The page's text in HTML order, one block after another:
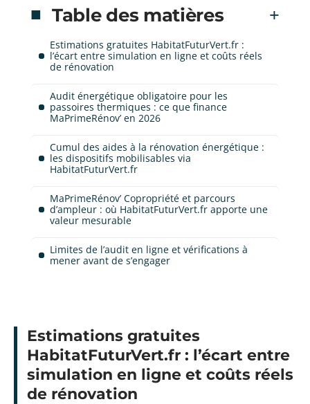
Table des matières
Estimations gratuites HabitatFuturVert.fr :
l’écart entre simulation en ligne et coûts réels
de rénovation
Audit énergétique obligatoire pour les
passoires thermiques : ce que finance
MaPrimeRénov’ en 2026
Cumul des aides à la rénovation énergétique :
les dispositifs mobilisables via
HabitatFuturVert.fr
MaPrimeRénov’ Copropriété et parcours
d’ampleur : où HabitatFuturVert.fr apporte une
valeur mesurable
Limites de l’audit en ligne et vérifications à
mener avant de s’engager
Estimations gratuites
HabitatFuturVert.fr : l’écart entre
simulation en ligne et coûts réels
de rénovation